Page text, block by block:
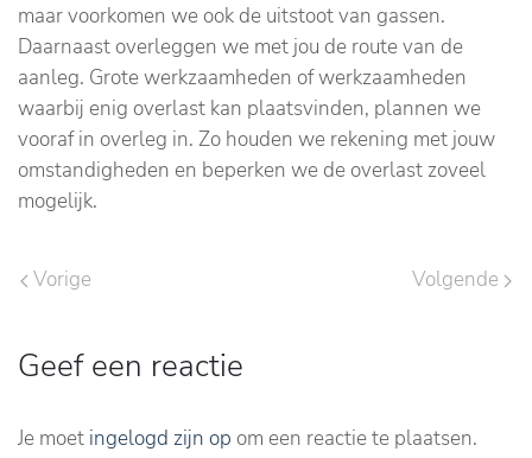
maar voorkomen we ook de uitstoot van gassen.
Daarnaast overleggen we met jou de route van de
aanleg. Grote werkzaamheden of werkzaamheden
waarbij enig overlast kan plaatsvinden, plannen we
vooraf in overleg in. Zo houden we rekening met jouw
omstandigheden en beperken we de overlast zoveel
mogelijk.
Vorige Volgende
Geef een reactie
Je moet ingelogd zijn op om een reactie te plaatsen.